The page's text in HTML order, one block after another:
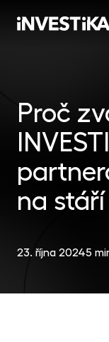
Proč
na stáří
23. října 20245